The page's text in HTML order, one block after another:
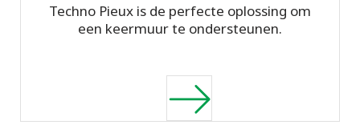
Techno Pieux is de perfecte oplossing om
een keermuur te ondersteunen.